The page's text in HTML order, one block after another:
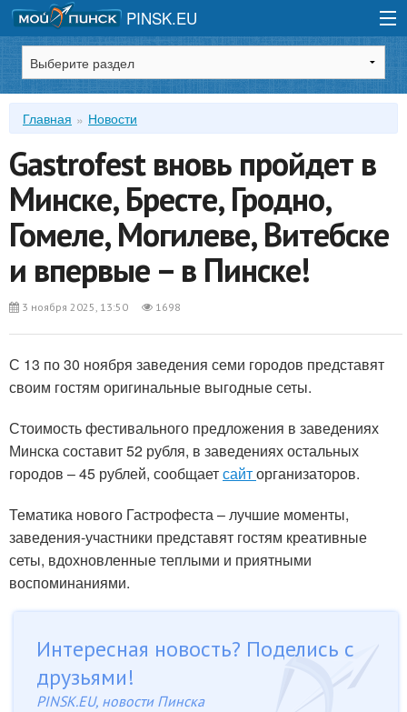
PINSK.EU
Зарегистрироваться
Главная Новости
Gastrofest вновь пройдет в
Минске, Бресте, Гродно,
Гомеле, Могилеве, Витебске
и впервые – в Пинске!
3 ноября 2025, 13:50 1698
С 13 по 30 ноября заведения семи городов представят
своим гостям оригинальные выгодные сеты.
Стоимость фестивального предложения в заведениях
Минска составит 52 рубля, в заведениях остальных
городов – 45 рублей, сообщаетсайторганизаторов.
Тематика нового Гастрофеста – лучшие моменты,
заведения-участники представят гостям креативные
сеты, вдохновленные теплыми и приятными
воспоминаниями.
Интересная новость? Поделись с
друзьями!
PINSK.EU, новости Пинска